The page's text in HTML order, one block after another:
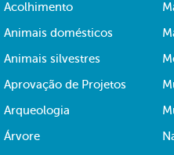
Acolhimento
Animais domésticos
Animais silvestres
Aprovação de Projetos
Arqueologia
Árvore